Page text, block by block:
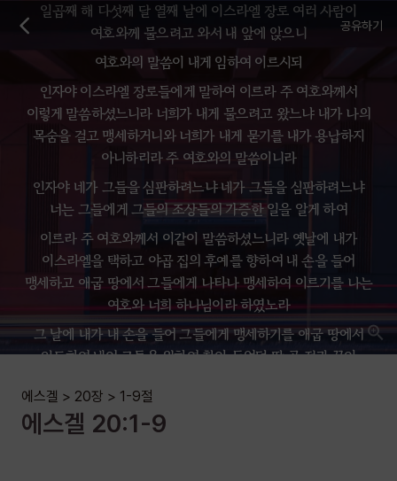
공유하기
일곱째 해 다섯째 달 열째 날에 이스라엘 장로 여러 사람이
여호와께 물으려고 와서 내 앞에 앉으니
여호와의 말씀이 내게 임하여 이르시되
인자야 이스라엘 장로들에게 말하여 이르라 주 여호와께서
이렇게 말씀하셨느니라 너희가 내게 물으려고 왔느냐 내가 나의
목숨을 걸고 맹세하거니와 너희가 내게 묻기를 내가 용납하지
아니하리라 주 여호와의 말씀이니라
인자야 네가 그들을 심판하려느냐 네가 그들을 심판하려느냐
너는 그들에게 그들의 조상들의 가증한 일을 알게 하여
이르라 주 여호와께서 이같이 말씀하셨느니라 옛날에 내가
이스라엘을 택하고 야곱 집의 후예를 향하여 내 손을 들어
맹세하고 애굽 땅에서 그들에게 나타나 맹세하여 이르기를 나는
여호와 너희 하나님이라 하였노라
그 날에 내가 내 손을 들어 그들에게 맹세하기를 애굽 땅에서
인도하여 내어 그들을 위하여 찾아 두었던 땅 곧 젖과 꿀이
또 그들에게 이르기를 너희는 눈을 끄는 바 가증한 것을 각기
버리고 애굽의 우상들로 말미암아 스스로 더럽히지 말라 나는
에스겔 > 20장 > 1-9절
에스겔 20:1-9